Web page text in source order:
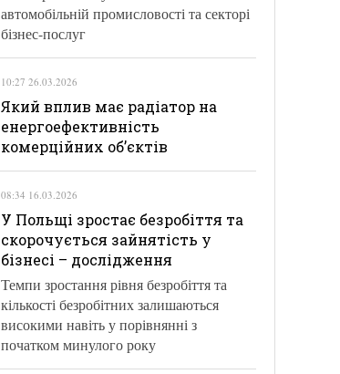
автомобільній промисловості та секторі
бізнес-послуг
10:27 26.03.2026
Який вплив має радіатор на
енергоефективність
комерційних об’єктів
08:34 16.03.2026
У Польщі зростає безробіття та
скорочується зайнятість у
бізнесі – дослідження
Темпи зростання рівня безробіття та
кількості безробітних залишаються
високими навіть у порівнянні з
початком минулого року